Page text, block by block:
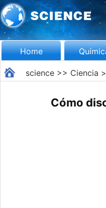
Home
science>> Ciencia
Cómo